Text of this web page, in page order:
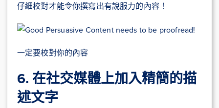
仔細校對才能令你撰寫出有說服力的內容！
一定要校對你的內容
6. 在社交媒體上加入精簡的描
述文字